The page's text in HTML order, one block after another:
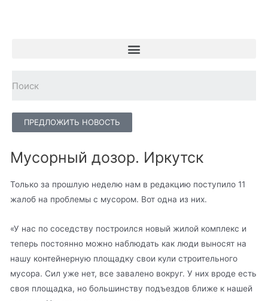
ПРЕДЛОЖИТЬ НОВОСТЬ
Мусорный дозор. Иркутск
Только за прошлую неделю нам в редакцию поступило 11
жалоб на проблемы с мусором. Вот одна из них.
«У нас по соседству построился новый жилой комплекс и
теперь постоянно можно наблюдать как люди выносят на
нашу контейнерную площадку свои кули строительного
мусора. Сил уже нет, все завалено вокруг. У них вроде есть
своя площадка, но большинству подъездов ближе к нашей